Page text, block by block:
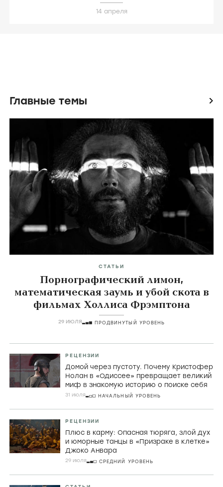
14 апреля
Главные темы icon
СТАТЬИ
Порнографический лимон,
математическая заумь и убой скота в
фильмах Холлиса Фрэмптона
29 ИЮЛЯ ПРОДВИНУТЫЙ УРОВЕНЬ
РЕЦЕНЗИИ
Домой через пустоту. Почему Кристофер
Нолан в «Одиссее» превращает великий
миф в знакомую историю о поиске себя
31 июля НАЧАЛЬНЫЙ УРОВЕНЬ
РЕЦЕНЗИИ
Плюс в карму: Опасная тюряга, злой дух
и юморные танцы в «Призраке в клетке»
Джоко Анвара
29 июля СРЕДНИЙ УРОВЕНЬ